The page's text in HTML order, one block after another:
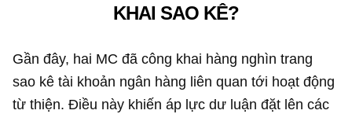
KHAI SAO KÊ?
Gần đây, hai MC đã công khai hàng nghìn trang
sao kê tài khoản ngân hàng liên quan tới hoạt động
từ thiện. Điều này khiến áp lực dư luận đặt lên các